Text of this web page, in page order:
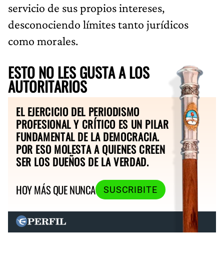
servicio de sus propios intereses,
desconociendo límites tanto jurídicos
como morales.
ESTO NO LES GUSTA A LOS
AUTORITARIOS
EL EJERCICIO DEL PERIODISMO
PROFESIONAL Y CRÍTICO ES UN PILAR
FUNDAMENTAL DE LA DEMOCRACIA.
POR ESO MOLESTA A QUIENES CREEN
SER LOS DUEÑOS DE LA VERDAD.
HOY MÁS QUE NUNCA
SUSCRIBITE